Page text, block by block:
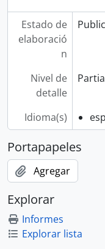
Estado de
elaboració
n
Nivel de
detalle
Idioma(s)
Portapapeles
Agregar
Explorar
Informes
Explorar lista